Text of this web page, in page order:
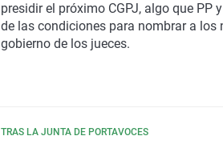
presidir el próximo CGPJ, algo que PP
de las condiciones para nombrar a los
gobierno de los jueces.
TRAS LA JUNTA DE PORTAVOCES